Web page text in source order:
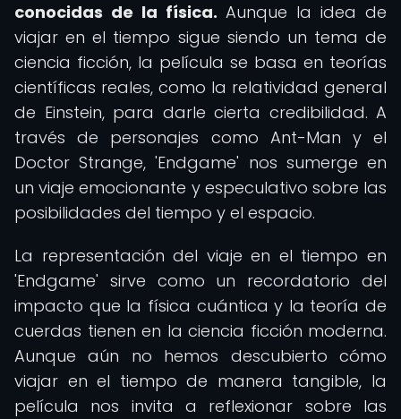
conocidas de la física. Aunque la idea de
viajar en el tiempo sigue siendo un tema de
ciencia ficción, la película se basa en teorías
científicas reales, como la relatividad general
de Einstein, para darle cierta credibilidad. A
través de personajes como Ant-Man y el
Doctor Strange, 'Endgame' nos sumerge en
un viaje emocionante y especulativo sobre las
posibilidades del tiempo y el espacio.
La representación del viaje en el tiempo en
'Endgame' sirve como un recordatorio del
impacto que la física cuántica y la teoría de
cuerdas tienen en la ciencia ficción moderna.
Aunque aún no hemos descubierto cómo
viajar en el tiempo de manera tangible, la
película nos invita a reflexionar sobre las